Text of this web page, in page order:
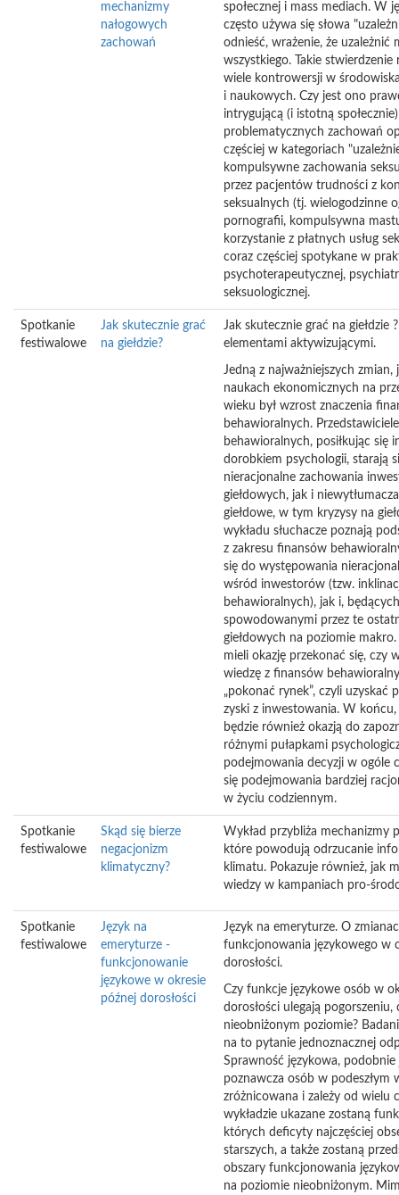
mechanizmy
nałogowych
zachowań
społecznej i mass mediach. W
często używa się słowa
odnieść, wrażenie, że uzależnić
wszystkiego. Takie stwierdzenie
wiele kontrowersji w
i naukowych. Czy jest ono
intrygującą (i istotną
problematycznych zachowań
częściej w kategoriach
kompulsywne zachowania
przez pacjentów trudności z
seksualnych (tj. wielogodzinne
pornografii, kompulsywna
korzystanie z płatnych usług
coraz częściej spotykane w
psychoterapeutycznej,
seksuologicznej.
Spotkanie
festiwalowe
Jak skutecznie grać
na giełdzie?
Jak skutecznie grać na giełdzie
elementami aktywizującymi.
Jedną z najważniejszych zmian,
naukach ekonomicznych na
wieku był wzrost znaczenia
behawioralnych.
behawioralnych, posiłkując się
dorobkiem psychologii, starają
nieracjonalne zachowania
giełdowych, jak i
giełdowe, w tym kryzysy na
wykładu słuchacze poznają
z zakresu finansów
się do występowania
wśród inwestorów (tzw.
behawioralnych), jak i, będących
spowodowanymi przez te
giełdowych na poziomie makro.
mieli okazję przekonać się, czy
wiedzę z finansów
„pokonać rynek”, czyli uzyskać
zyski z inwestowania. W końcu,
będzie również okazją do
różnymi pułapkami
podejmowania decyzji w ogóle
się podejmowania bardziej
w życiu codziennym.
Spotkanie
festiwalowe
Skąd się bierze
negacjonizm
klimatyczny?
Wykład przybliża mechanizmy
które powodują odrzucanie
klimatu. Pokazuje również, jak
wiedzy w kampaniach pro-
Spotkanie
festiwalowe
Język na
emeryturze -
funkcjonowanie
językowe w okresie
późnej dorosłości
Język na emeryturze. O
funkcjonowania językowego w
dorosłości.
Czy funkcje językowe osób w
dorosłości ulegają pogorszeniu,
nieobniżonym poziomie?
na to pytanie jednoznacznej
Sprawność językowa, podobnie
poznawcza osób w podeszłym
zróżnicowana i zależy od wielu
wykładzie ukazane zostaną
których deficyty najczęściej
starszych, a także zostaną
obszary funkcjonowania
na poziomie nieobniżonym.